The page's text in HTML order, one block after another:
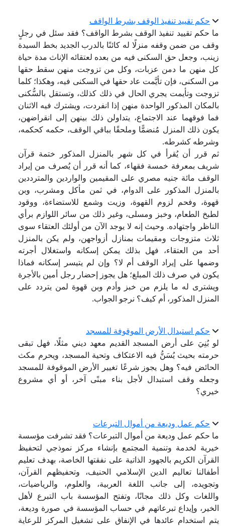
حكم تقييد تنفيذ الوقف بشرط الواقف
ما حكم تقييد تنفيذ الوقف بشرط الواقف؟ فقد سئل في رجلٍ
وقف من ضمن وقفه منزلًا له كائنًا بالدرب الجديد بخط السيدة
زينب، وجعل حق السكنى فيه من بعده لعتقائه الإناث مدة حياة
كل منهن ما دمن عزبات، وكل من تزوجت منهن سقط حقها
من السكنى، فإن تأيَّمت عاد حقها في السكنى فيه، وهكذا؛ كلما
تزوجت وتأيمت يجري الحال في ذلك كذلك، وتستقل بالسُّكنى
بالمكان المذكور الواحدة منهن إذا انفردت، ويشترك فيه الاثنان
فما فوقهما عند الاجتماع، يتداولن ذلك بينهن إلى انقراضهن،
يكون ذلك المنزل مُنضمًّا وملحقًا بباقي الوقف، حكمه كحكمه،
وشرطه كشرطه.
ثم قرر أن يُقرأ في كل شهر بالمنزل المذكور ختمة قرآن
شريف بمعرفة خمسة فقهاء، كما أنه قرر أن يُصرف من إيراد
الوقف مائة جنيه مصري على المقيمين والواردين والمترددين
بالمنزل المذكور على الدوام، في ثمن مأكل ومشرب، وبن
قهوة، وفحم لزوم القهوة، وزيت وشمع للاستضاءة، ووقود
لطبخ الطعام، وخبز ومسلى، وغير ذلك من سائر اللوازم برأي
الناظر واجتهاده. وحيث إنه لا يوجد الآن من أولئك العتقاء سوى
ثلاث متزوجات ومقيمات بمنازل أزواجهن، ولم يكن بالمنزل
أحد من العتقاء، فهل بذلك يمكن إسكانه واستغلال أجرته
وضمها على إيراد الوقف أم لا؟ وإن لم يتيسر إسكانه فماذا
يكون في صرف ذلك المبلغ؛ هل يجوز إحضار رجل أمين بالأجرة
ويشترى له ما يلزم من خبز وأدم وبن قهوة لمن يتردد على
المنزل المذكور، أم كيف؟ نرجو الجواب.
حكم استبدال الأرض الموقوفة للمسجد
لو بُنِيَ على أرض المسجد القديم معهد ديني مثلًا، فهل تبقى
حرمته بحيث يُسَنُّ فيه الاعتكاف وتحية المسجد، ويحرم مكث
الحائض فيه؟ وهل يجوز شرعًا تغيير الأرض الموقوفة للمسجد
وجعله وقف استبدال لأجل بناء مبنًى آخر، أو أي مشروع
خيري؟
حكم عمل وديعة من أموال التبرعات
ما حكم عمل وديعة من أموال التبرعات؟ فقد تشرفت مؤسسة
خيرية لخدمة وتنمية المجتمع بإنشاء مركز نموذجي لتحفيظ
القرآن الكريم بالجهود الذاتية على نفقتها الخاصة، بهدف تعليم
أطفالنا تعاليم الدين الإسلامي الحنيف، وتحفيظهم القرآن،
وتجويده، إلى جانب اللغة العربية، والعلوم، والرياضيات،
واللغات وكل ذلك مجانًا، وتفتح المؤسسة باب التبرع لأهل
الخير، وإيداع تبرعاتهم في حساب المؤسسة في صورة وديعة،
يتم استخدام عائدها في الإنفاق على تشغيل المركز للرعاية